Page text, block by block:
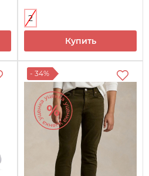
2
Купить
- 34%